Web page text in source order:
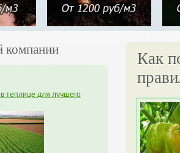
компании
теплице для лучшего
Как